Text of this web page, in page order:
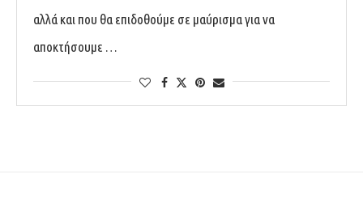
αλλά και που θα επιδοθούμε σε μαύρισμα για να
αποκτήσουμε …